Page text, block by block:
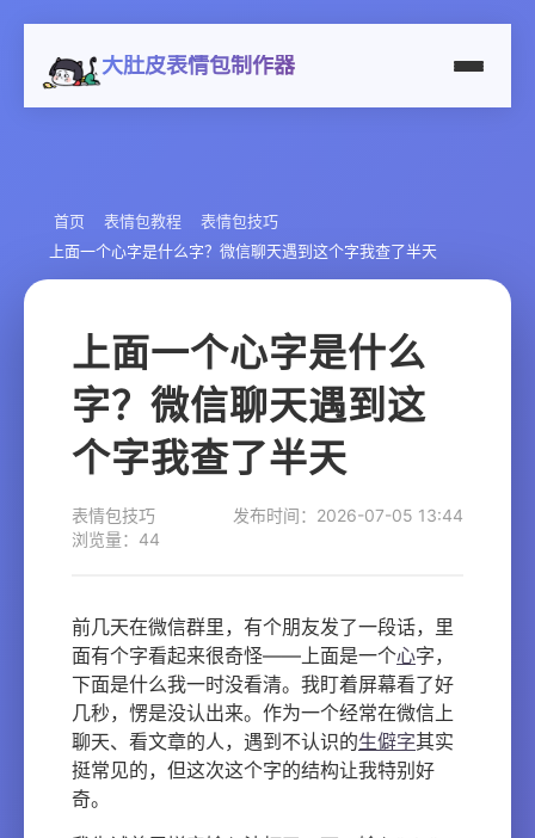
大肚皮表情包制作器
首页 表情包教程
表情包技巧
上面一个心字是什么字？微信聊天遇到这个字我查了半天
上面一个心字是什么
字？微信聊天遇到这
个字我查了半天
表情包技巧
发布时间：2026-07-05 13:44
浏览量：44
前几天在微信群里，有个朋友发了一段话，里
面有个字看起来很奇怪——上面是一个心字，
下面是什么我一时没看清。我盯着屏幕看了好
几秒，愣是没认出来。作为一个经常在微信上
聊天、看文章的人，遇到不认识的生僻字其实
挺常见的，但这次这个字的结构让我特别好
奇。